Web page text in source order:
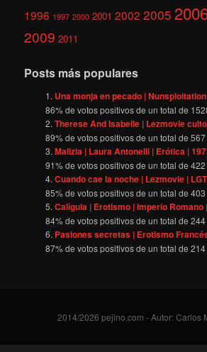
1996 1997 2000 2001 2002 2005
2009 2011
Posts más populares
Una monja en pecado |
86% de votos positivos de un total de
Therese And Isabelle | Lezmovie
89% de votos positivos de un total de567
Malizia | Laura Antonelli | Erótica |
91% de votos positivos de un total de422
Cuando cae la noche | Lezmovie |
85% de votos positivos de un total de403
Calígula | Erotismo | Imperio Romano
84% de votos positivos de un total de244
Pasiones secretas | Erotismo
87% de votos positivos de un total de214
2014/2026 pejino.com - Autor: Carlos